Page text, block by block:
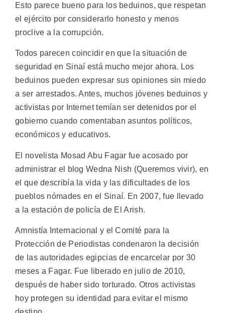
Esto parece bueno para los beduinos, que respetan
el ejército por considerarlo honesto y menos
proclive a la corrupción.
Todos parecen coincidir en que la situación de
seguridad en Sinaí está mucho mejor ahora. Los
beduinos pueden expresar sus opiniones sin miedo
a ser arrestados. Antes, muchos jóvenes beduinos y
activistas por Internet temían ser detenidos por el
gobierno cuando comentaban asuntos políticos,
económicos y educativos.
El novelista Mosad Abu Fagar fue acosado por
administrar el blog Wedna Nish (Queremos vivir), en
el que describía la vida y las dificultades de los
pueblos nómades en el Sinaí. En 2007, fue llevado
a la estación de policía de El Arish.
Amnistía Internacional y el Comité para la
Protección de Periodistas condenaron la decisión
de las autoridades egipcias de encarcelar por 30
meses a Fagar. Fue liberado en julio de 2010,
después de haber sido torturado. Otros activistas
hoy protegen su identidad para evitar el mismo